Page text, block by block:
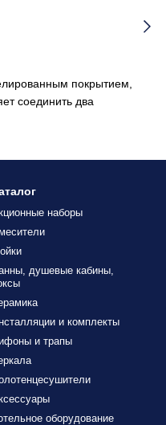
покрытием,
соединить два
наборы
душевые кабины,
и комплекты
и трапы
оборудование